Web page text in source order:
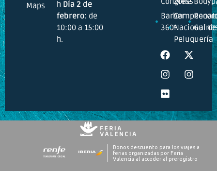
Maps
h Día 2 de
febrero: de
10:00 a 15:00
h.
Barber
360ºNacional de
Peluquería